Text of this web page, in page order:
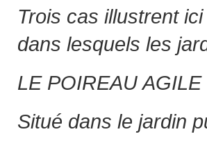
Trois cas illustrent
dans lesquels les
LE POIREAU AGILE
Situé dans le jardin